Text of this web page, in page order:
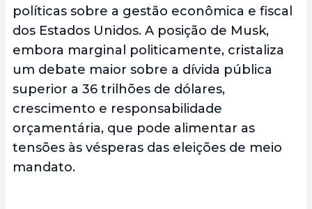
políticas sobre a gestão econômica e fiscal
dos Estados Unidos. A posição de Musk,
embora marginal politicamente, cristaliza
um debate maior sobre a dívida pública
superior a 36 trilhões de dólares,
crescimento e responsabilidade
orçamentária, que pode alimentar as
tensões às vésperas das eleições de meio
mandato.